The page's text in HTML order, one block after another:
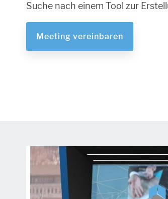
Suche nach einem Tool zur
Meeting vereinbaren